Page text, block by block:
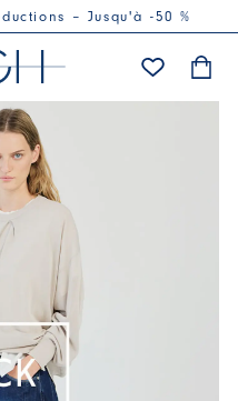
– Jusqu'à -50 %